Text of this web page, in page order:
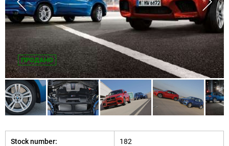
ПРОДАНО
Stock number: 182